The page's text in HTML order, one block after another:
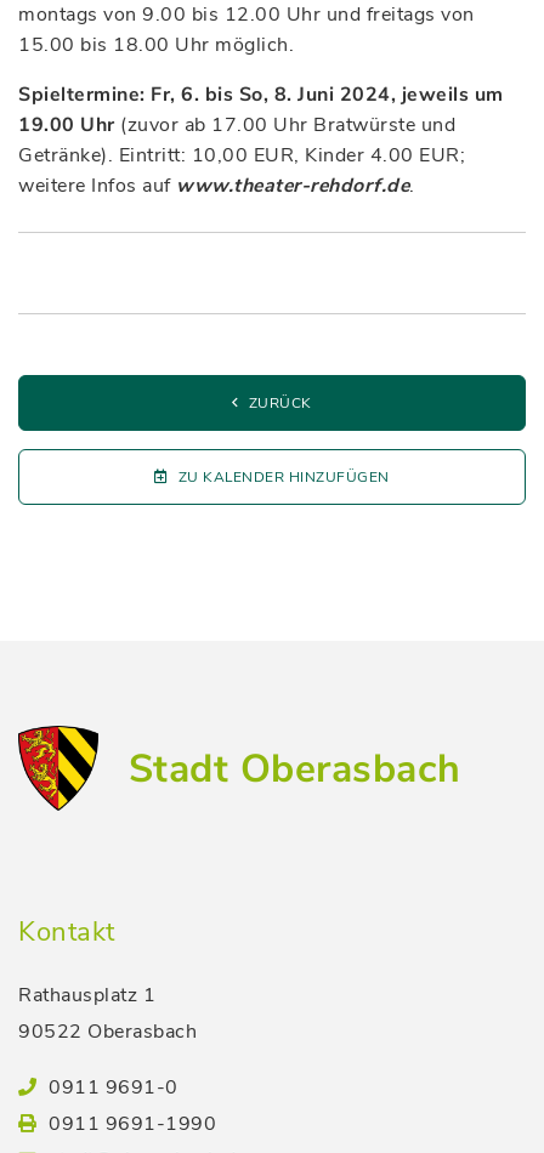
montags von 9.00 bis 12.00 Uhr und freitags von
15.00 bis 18.00 Uhr möglich.
Spieltermine: Fr, 6. bis So, 8. Juni 2024, jeweils um
19.00 Uhr (zuvor ab 17.00 Uhr Bratwürste und
Getränke). Eintritt: 10,00 EUR, Kinder 4.00 EUR;
weitere Infos auf www.theater-rehdorf.de.
ZURÜCK
ZU KALENDER HINZUFÜGEN
Stadt Oberasbach
Kontakt
Rathausplatz 1
90522 Oberasbach
0911 9691-0
0911 9691-1990